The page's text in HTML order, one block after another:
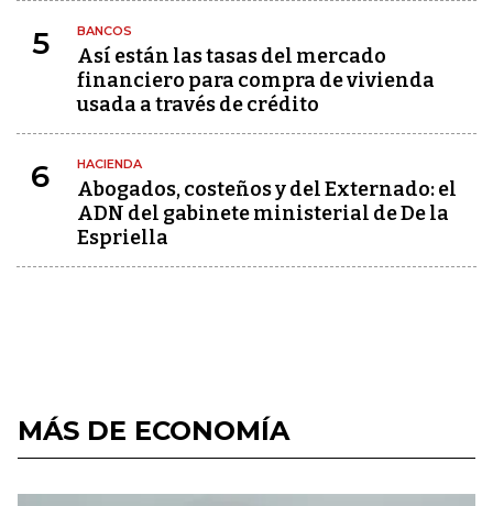
5 BANCOS
Así están las tasas del mercado
financiero para compra de vivienda
usada a través de crédito
6 HACIENDA
Abogados, costeños y del Externado: el
ADN del gabinete ministerial de De la
Espriella
MÁS DE ECONOMÍA